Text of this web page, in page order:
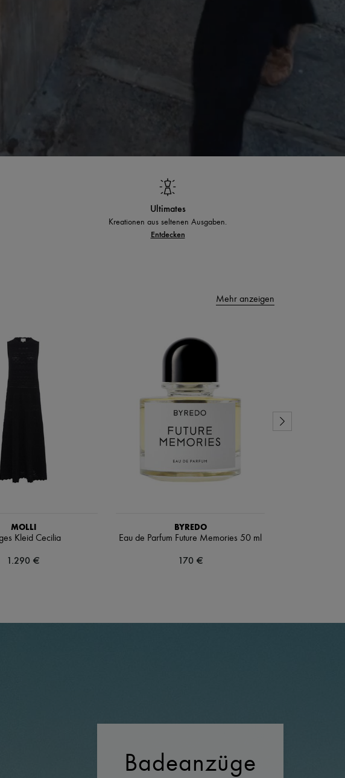
Ultimates
Kreationen aus seltenen Ausgaben.
Entdecken
Mehr anzeigen
MOLLI
Kleid Cecilia
1.290 €
BYREDO
Eau de Parfum Future Memories 50 ml
170 €
Badeanzüge